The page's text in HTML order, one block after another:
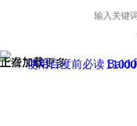
正在加载
上滑加载更多
使用百度前必读京公网